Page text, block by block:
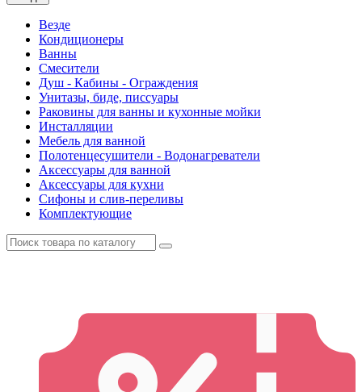
Везде
Кондиционеры
Ванны
Смесители
Душ - Кабины - Ограждения
Унитазы, биде, писсуары
Раковины для ванны и кухонные мойки
Инсталляции
Мебель для ванной
Полотенцесушители - Водонагреватели
Аксессуары для ванной
Аксессуары для кухни
Сифоны и слив-переливы
Комплектующие